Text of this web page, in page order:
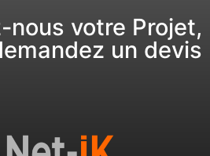
nous votre Projet,
un devis